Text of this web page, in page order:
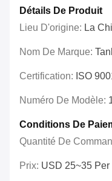
Détails De Produit
Lieu D'origine: La
Nom De Marque:
Certification: ISO
Numéro De Modèle:
Conditions De
Quantité De
Prix: USD 25~35 Per